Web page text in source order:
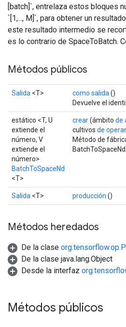
[batch]`, entrelaza estos bloques
`[1,..., M]`, para obtener un
este resultado intermedio se
es lo contrario de SpaceToBatch.
Métodos públicos
Salida <T> como salida ()
Devuelve el
estático <T, U
extiende el
número, V
extiende el
número>
BatchToSpaceNd
<T>
crear(ámbito de
cultivos de
Método de
BatchToSpaceNd.
Salida <T> producción ()
Métodos heredados
De la clase
De la clase java.lang.Object
Desde la interfaz
Métodos públicos